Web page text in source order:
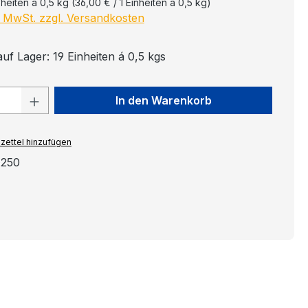
á 0,5 kg (36,00 € / 1 Einheiten á 0,5 kg)
MwSt. zzgl. Versandkosten
Lager: 19 Einheiten á 0,5 kgs
Anzahl: Gib den gewünschten Wert
In den Warenkorb
hinzufügen